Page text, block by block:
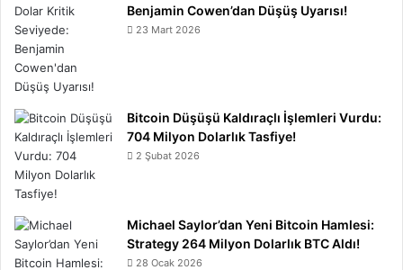
Benjamin Cowen’dan Düşüş Uyarısı!
23 Mart 2026
Bitcoin Düşüşü Kaldıraçlı İşlemleri Vurdu:
704 Milyon Dolarlık Tasfiye!
2 Şubat 2026
Michael Saylor’dan Yeni Bitcoin Hamlesi:
Strategy 264 Milyon Dolarlık BTC Aldı!
28 Ocak 2026